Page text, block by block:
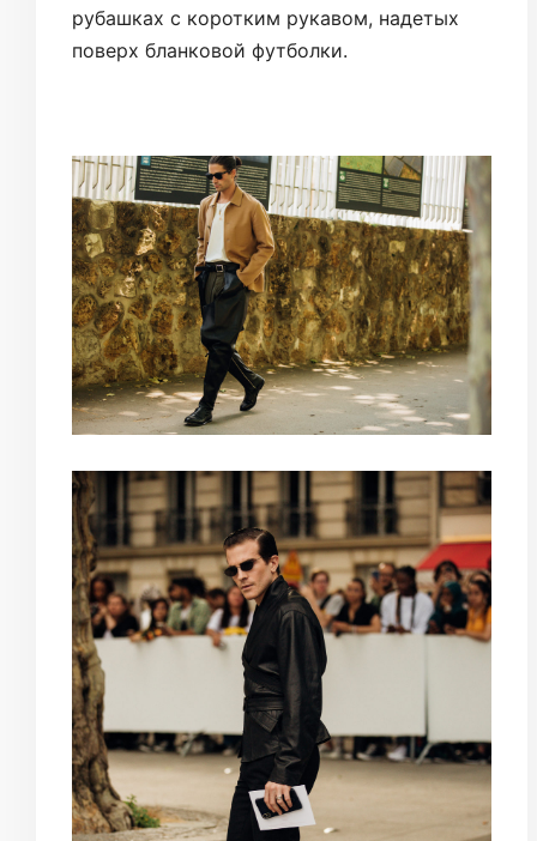
рубашках с коротким рукавом, надетых
поверх бланковой футболки.